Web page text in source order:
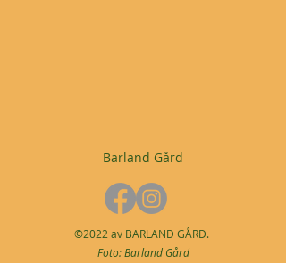
Barland Gård
©2022 av BARLAND GÅRD.
Foto:Barland Gård